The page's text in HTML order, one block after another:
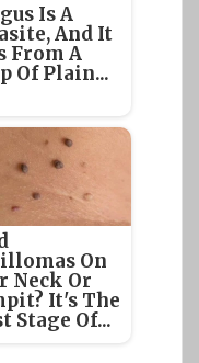
Is A
And It
From A
Of Plain...
On
Neck Or
It's The
Stage Of...